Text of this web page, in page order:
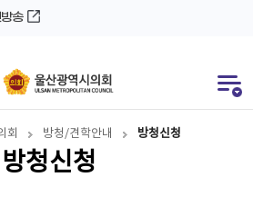
송
회 방청/견학안내 방청신청
방청신청